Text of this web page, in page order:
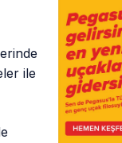
ile